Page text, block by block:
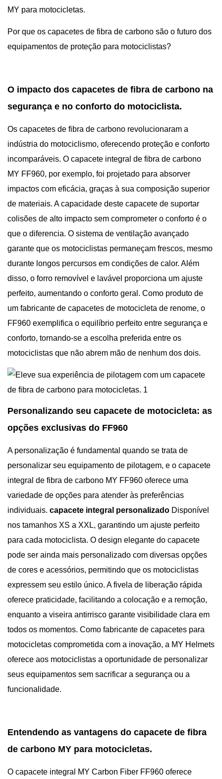
MY para motocicletas.
Por que os capacetes de fibra de carbono são o futuro dos
equipamentos de proteção para motociclistas?
O impacto dos capacetes de fibra de carbono na
segurança e no conforto do motociclista.
Os capacetes de fibra de carbono revolucionaram a
indústria do motociclismo, oferecendo proteção e conforto
incomparáveis. O capacete integral de fibra de carbono
MY FF960, por exemplo, foi projetado para absorver
impactos com eficácia, graças à sua composição superior
de materiais. A capacidade deste capacete de suportar
colisões de alto impacto sem comprometer o conforto é o
que o diferencia. O sistema de ventilação avançado
garante que os motociclistas permaneçam frescos, mesmo
durante longos percursos em condições de calor. Além
disso, o forro removível e lavável proporciona um ajuste
perfeito, aumentando o conforto geral. Como produto de
um fabricante de capacetes de motocicleta de renome, o
FF960 exemplifica o equilíbrio perfeito entre segurança e
conforto, tornando-se a escolha preferida entre os
motociclistas que não abrem mão de nenhum dos dois.
Personalizando seu capacete de motocicleta: as
opções exclusivas do FF960
A personalização é fundamental quando se trata de
personalizar seu equipamento de pilotagem, e o capacete
integral de fibra de carbono MY FF960 oferece uma
variedade de opções para atender às preferências
individuais. capacete integral personalizado Disponível
nos tamanhos XS a XXL, garantindo um ajuste perfeito
para cada motociclista. O design elegante do capacete
pode ser ainda mais personalizado com diversas opções
de cores e acessórios, permitindo que os motociclistas
expressem seu estilo único. A fivela de liberação rápida
oferece praticidade, facilitando a colocação e a remoção,
enquanto a viseira antirrisco garante visibilidade clara em
todos os momentos. Como fabricante de capacetes para
motocicletas comprometida com a inovação, a MY Helmets
oferece aos motociclistas a oportunidade de personalizar
seus equipamentos sem sacrificar a segurança ou a
funcionalidade.
Entendendo as vantagens do capacete de fibra
de carbono MY para motocicletas.
O capacete integral MY Carbon Fiber FF960 oferece